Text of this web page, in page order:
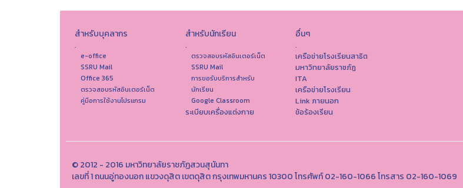
สำหรับบุคลากร
.
e-office
SSRU Mail
Office 365
ตรวจสอบรหัสอินเตอร์เน็ต
คู่มือการใช้งานโปรแกรม
สำหรับนักเรียน
.
ตรวจสอบรหัสอินเตอร์เน็ต
SSRU Mail
การขอรับบริการสำหรับ
นักเรียน
Google Classroom
ระเบียบเครื่องแต่งกาย
อื่นๆ
.
เครือข่ายโรงเรียนสาธิต
มหาวิทยาลัยราชภัฏ
ITA
เครือข่ายโรงเรียน
Link ภายนอก
ข้อร้องเรียน
© 2012 - 2016 มหาวิทยาลัยราชภัฏสวนสุนันทา
เลขที่ 1 ถนนอู่ทองนอก แขวงดุสิต เขตดุสิต กรุงเทพมหานคร 10300 โทรศัพท์ 02-160-1066 โทรสาร 02-160-1069